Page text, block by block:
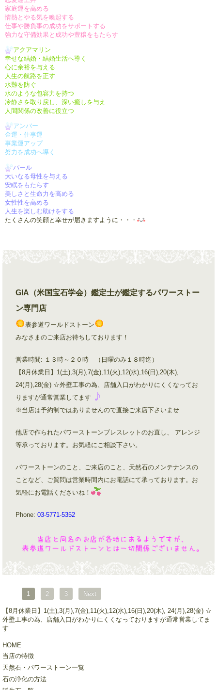
家庭運を高める
情熱とやる気を喚起する
仕事や勝負事の成功をサポートする
強力な守備効果と成功や豊穣をもたらす
アクアマリン
幸せな結婚・結婚生活へ導く
心に余裕を与える
人生の航路を正す
水難を防ぐ
水のような包容力を持つ
冷静さを取り戻し、深い癒しを与え
人間関係の改善に役立つ
アンバー
金運・仕事運
事業運アップ
努力を成功へ導く
パール
大いなる母性を与える
安眠をもたらす
美しさと生命力を高める
女性性を高める
人生を楽しむ助けをする
たくさんの笑顔と幸せが届きますように・・・
GIA（米国宝石学会）鑑定士が鑑定するパワーストー
ン専門店
表参道ワールドストーン
みなさまのご来店お待ちしております！
営業時間: １３時～２０時 （日曜のみ１８時迄）
【8月休業日】1(土),3(月),7(金),11(火),12(水),16(日),20(木),
24(月),28(金) ☆外壁工事の為、店舗入口がわかりにくくなってお
りますが通常営業してます
※当店は予約制ではありませんので直接ご来店下さいませ
他店で作られたパワーストーンブレスレットのお直し、 アレンジ
等承っております。お気軽にご相談下さい。
パワーストーンのこと、ご来店のこと、天然石のメンテナンスの
ことなど、ご質問は営業時間内にお電話にて承っております。お
気軽にお電話くださいね！
Phone: 03-5771-5352
1 2 3 Next
【8月休業日】1(土),3(月),7(金),11(火),12(水),16(日),20(木), 24(月),28(金) ☆
外壁工事の為、店舗入口がわかりにくくなっておりますが通常営業してま
す
HOME
当店の特徴
天然石・パワーストーン一覧
石の浄化の方法